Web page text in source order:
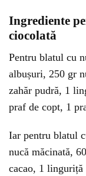
Ingrediente
ciocolată
Pentru blatul cu
albușuri, 250 gr
zahăr pudră, 1
praf de copt, 1
Iar pentru blatul
nucă măcinată,
cacao, 1